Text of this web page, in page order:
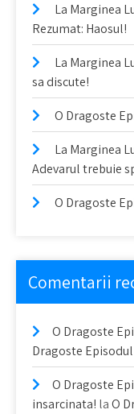
La Marginea
Rezumat: Haosul!
La Marginea
sa discute!
O Dragoste
La Marginea
Adevarul trebuie
O Dragoste
Comentarii
O Dragoste
Dragoste
O Dragoste
insarcinata! laO